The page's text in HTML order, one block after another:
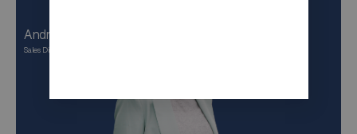
Andrea Gerlach
Sales Director DACH